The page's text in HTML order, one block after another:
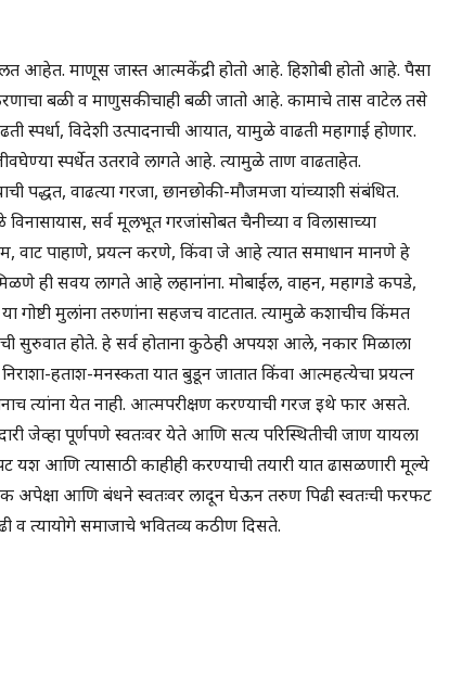
आहेत. माणूस जास्त आत्मकेंद्री होतो आहे. हिशोबी होतो आहे. पैसा
बळी व माणुसकीचाही बळी जातो आहे. कामाचे तास वाटेल तसे
स्पर्धा, विदेशी उत्पादनाची आयात, यामुळे वाढती महागाई होणार.
स्पर्धेत उतरावे लागते आहे. त्यामुळे ताण वाढताहेत.
पद्धत, वाढत्या गरजा, छानछोकी-मौजमजा यांच्याशी संबंधित.
सर्व मूलभूत गरजांसोबत चैनीच्या व विलासाच्या
वाट पाहाणे, प्रयत्न करणे, किंवा जे आहे त्यात समाधान मानणे हे
ही सवय लागते आहे लहानांना. मोबाईल, वाहन, महागडे कपडे,
गोष्टी मुलांना तरुणांना सहजच वाटतात. त्यामुळे कशाचीच किंमत
सुरुवात होते. हे सर्व होताना कुठेही अपयश आले, नकार मिळाला
हताश-मनस्कता यात बुडून जातात किंवा आत्महत्येचा प्रयत्न
त्यांना येत नाही. आत्मपरीक्षण करण्याची गरज इथे फार असते.
जेव्हा पूर्णपणे स्वतःवर येते आणि सत्य परिस्थितीची जाण यायला
आणि त्यासाठी काहीही करण्याची तयारी यात ढासळणारी मूल्ये
अपेक्षा आणि बंधने स्वतःवर लादून घेऊन तरुण पिढी स्वतःची फरफट
त्यायोगे समाजाचे भवितव्य कठीण दिसते.